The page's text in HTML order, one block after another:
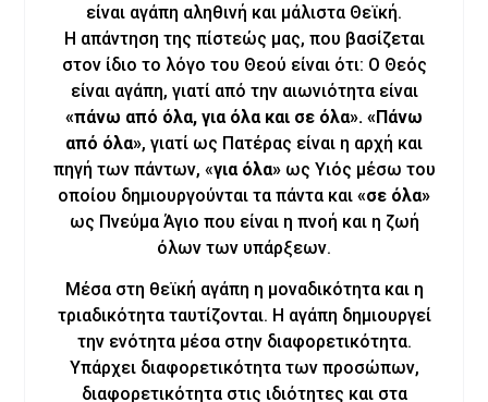
είναι αγάπη αληθινή και μάλιστα Θεϊκή.
Η απάντηση της πίστεώς μας, που βασίζεται
στον ίδιο το λόγο του Θεού είναι ότι: Ο Θεός
είναι αγάπη, γιατί από την αιωνιότητα είναι
«πάνω από όλα, για όλα και σε όλα». «Πάνω
από όλα», γιατί ως Πατέρας είναι η αρχή και
πηγή των πάντων, «για όλα»ως Υιός μέσω του
οποίου δημιουργούνται τα πάντα και «σε όλα»
ως Πνεύμα Άγιο που είναι η πνοή και η ζωή
όλων των υπάρξεων.
Μέσα στη θεϊκή αγάπη η μοναδικότητα και η
τριαδικότητα ταυτίζονται. Η αγάπη δημιουργεί
την ενότητα μέσα στην διαφορετικότητα.
Υπάρχει διαφορετικότητα των προσώπων,
διαφορετικότητα στις ιδιότητες και στα